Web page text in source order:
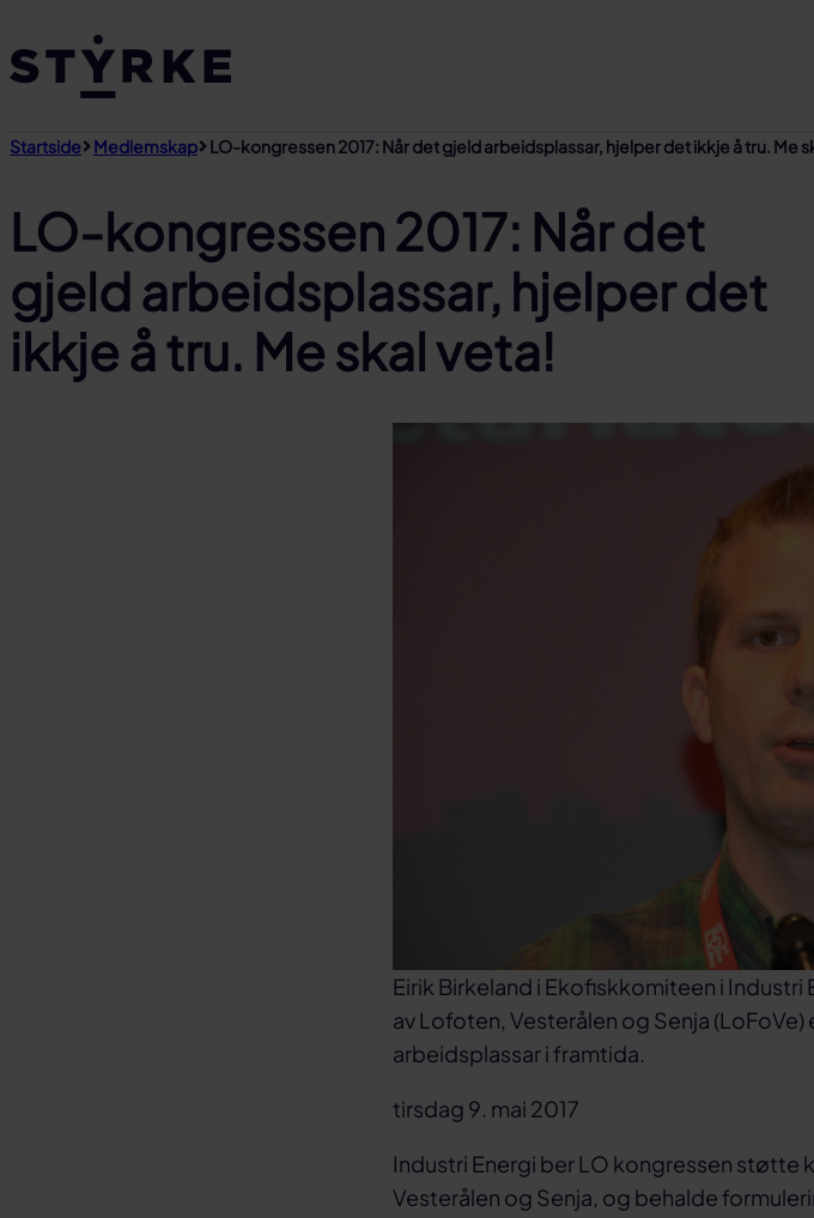
til
innhold
Startside Medlemskap LO-kongressen 2017: Når det gjeld arbeidsplassar, hjelper det ikkje å tru. Me
LO-kongressen 2017: Når det
gjeld arbeidsplassar, hjelper det
ikkje å tru. Me skal veta!
Eirik Birkeland i Ekofiskkomiteen i
av Lofoten, Vesterålen og Senja
arbeidsplassar i framtida.
tirsdag 9. mai 2017
Industri Energi ber LO kongressen støtte
Vesterålen og Senja, og behalde